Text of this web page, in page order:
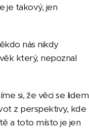
je takový, jen
nás nikdy
který, nepoznal
si, že věci se lidem
z perspektivy, kde
a toto místo je jen